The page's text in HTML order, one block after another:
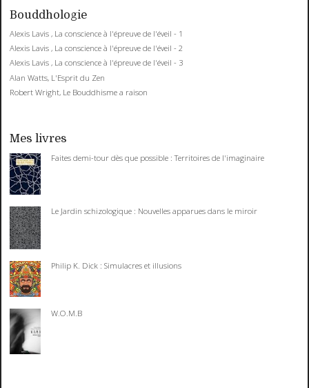
Bouddhologie
Alexis Lavis , La conscience à l'épreuve de l'éveil - 1
Alexis Lavis , La conscience à l'épreuve de l'éveil - 2
Alexis Lavis , La conscience à l'épreuve de l'éveil - 3
Alan Watts, L'Esprit du Zen
Robert Wright, Le Bouddhisme a raison
Mes livres
Faites demi-tour dès que possible : Territoires de l'imaginaire
Le Jardin schizologique : Nouvelles apparues dans le miroir
Philip K. Dick : Simulacres et illusions
W.O.M.B